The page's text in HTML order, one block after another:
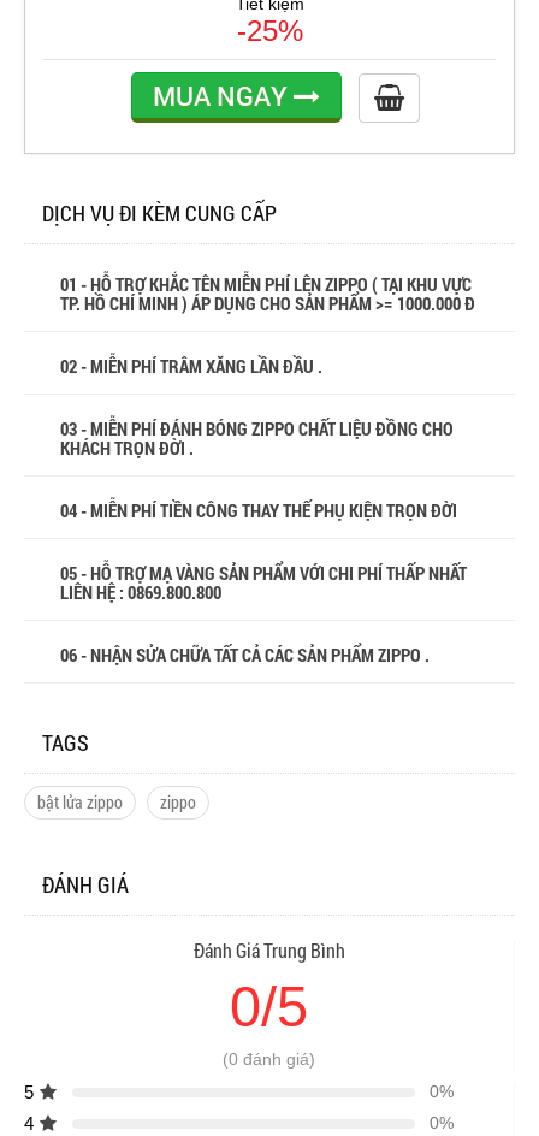
Tiết kiệm
-25%
MUA NGAY
DỊCH VỤ ĐI KÈM CUNG CẤP
01 - HỖ TRỢ KHẮC TÊN MIỄN PHÍ LÊN ZIPPO ( TẠI KHU VỰC
TP. HỒ CHÍ MINH ) ÁP DỤNG CHO SẢN PHẨM >= 1000.000 Đ
02 - MIỄN PHÍ TRÂM XĂNG LẦN ĐẦU .
03 - MIỄN PHÍ ĐÁNH BÓNG ZIPPO CHẤT LIỆU ĐỒNG CHO
KHÁCH TRỌN ĐỜI .
04 - MIỄN PHÍ TIỀN CÔNG THAY THẾ PHỤ KIỆN TRỌN ĐỜI
05 - HỖ TRỢ MẠ VÀNG SẢN PHẨM VỚI CHI PHÍ THẤP NHẤT
LIÊN HỆ : 0869.800.800
06 - NHẬN SỬA CHỮA TẤT CẢ CÁC SẢN PHẨM ZIPPO .
TAGS
bật lửa zippo zippo
ĐÁNH GIÁ
Đánh Giá Trung Bình
0/5
(0 đánh giá)
5 0%
4 0%